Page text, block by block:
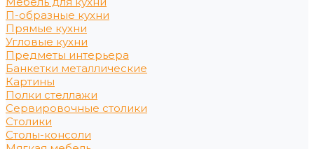
П-образные кухни
Прямые кухни
Угловые кухни
Предметы интерьера
Банкетки металлические
Картины
Полки стеллажи
Сервировочные столики
Столики
Столы-консоли